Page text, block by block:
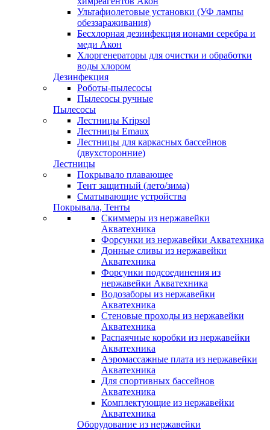
Ультафиолетовые установки (УФ лампы
обеззараживания)
Бесхлорная дезинфекция ионами серебра и
меди Акон
Хлоргенераторы для очистки и обработки
воды хлором
Дезинфекция
Роботы-пылесосы
Пылесосы ручные
Пылесосы
Лестницы Kripsol
Лестницы Emaux
Лестницы для каркасных бассейнов
(двухсторонние)
Лестницы
Покрывало плавающее
Тент защитный (лето/зима)
Сматывающие устройства
Покрывала, Тенты
Скиммеры из нержавейки
Акватехника
Форсунки из нержавейки Акватехника
Донные сливы из нержавейки
Акватехника
Форсунки подсоединения из
нержавейки Акватехника
Водозаборы из нержавейки
Акватехника
Стеновые проходы из нержавейки
Акватехника
Распаячные коробки из нержавейки
Акватехника
Аэромассажные плата из нержавейки
Акватехника
Для спортивных бассейнов
Акватехника
Комплектующие из нержавейки
Акватехника
Оборудование из нержавейки